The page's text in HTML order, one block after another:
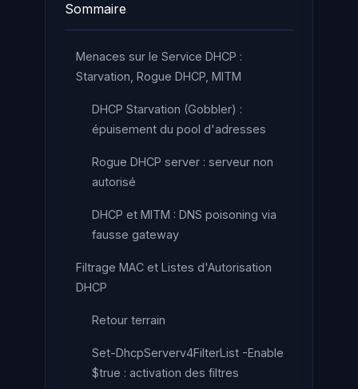
Sommaire
Menaces sur le Service DHCP :
Starvation, Rogue DHCP, MITM
DHCP Starvation (Gobbler) :
épuisement du pool d'adresses
Rogue DHCP server : serveur non
autorisé
DHCP et MITM : DNS poisoning via
fausse gateway
Filtrage MAC et Listes d'Autorisation
DHCP
Retour terrain
Set-DhcpServerv4FilterList -Enable
$true : activation des filtres